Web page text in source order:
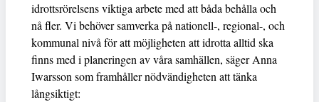
idrottsrörelsens viktiga arbete med att båda behålla och
nå fler. Vi behöver samverka på nationell-, regional-, och
kommunal nivå för att möjligheten att idrotta alltid ska
finns med i planeringen av våra samhällen, säger Anna
Iwarsson som framhåller nödvändigheten att tänka
långsiktigt: